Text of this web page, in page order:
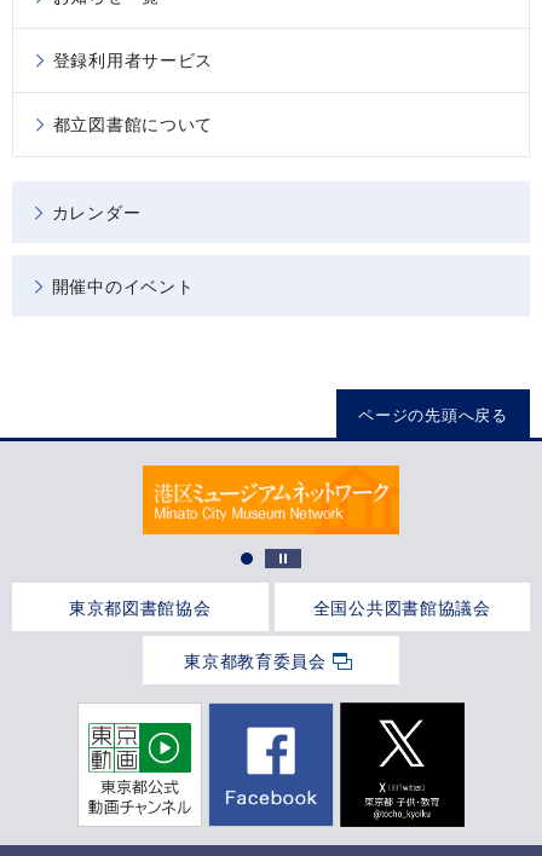
登録利用者サービス
都立図書館について
カレンダー
開催中のイベント
ページの先頭へ戻る
東京都図書館協会 全国公共図書館協議会
東京都教育委員会